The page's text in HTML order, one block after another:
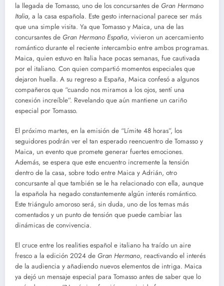
la llegada de Tomasso, uno de los concursantes de Gran Hermano
Italia, a la casa española. Este gesto internacional parece ser más
que una simple visita. Ya que Tomasso y Maica, una de las
concursantes de Gran Hermano España, vivieron un acercamiento
romántico durante el reciente intercambio entre ambos programas.
Maica, quien estuvo en Italia hace pocas semanas, fue cautivada
por el italiano. Con quien compartió momentos especiales que
dejaron huella. A su regreso a España, Maica confesó a algunos
compañeros que “cuando nos miramos a los ojos, sentí una
conexión increíble”. Revelando que aún mantiene un cariño
especial por Tomasso.
El próximo martes, en la emisión de “Límite 48 horas”, los
seguidores podrán ver el tan esperado reencuentro de Tomasso y
Maica, un evento que promete generar fuertes emociones.
Además, se espera que este encuentro incremente la tensión
dentro de la casa, sobre todo entre Maica y Adrián, otro
concursante al que también se le ha relacionado con ella, aunque
la española ha negado constantemente algún interés romántico.
Este triángulo amoroso será, sin duda, uno de los temas más
comentados y un punto de tensión que puede cambiar las
dinámicas de convivencia.
El cruce entre los realities español e italiano ha traído un aire
fresco a la edición 2024 de Gran Hermano, reactivando el interés
de la audiencia y añadiendo nuevos elementos de intriga. Maica
ya dejó un mensaje especial para Tomasso antes de saber que lo